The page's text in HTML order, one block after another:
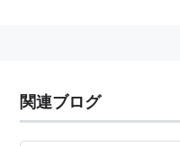
関連ブログ